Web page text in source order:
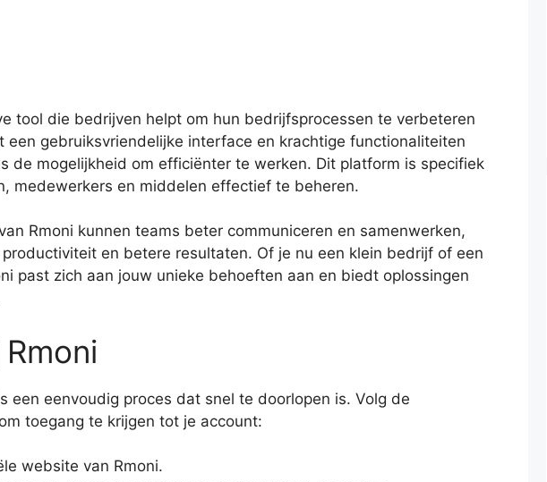
tool die bedrijven helpt om hun bedrijfsprocessen te verbeteren
een gebruiksvriendelijke interface en krachtige functionaliteiten
de mogelijkheid om efficiënter te werken. Dit platform is specifiek
medewerkers en middelen effectief te beheren.
Rmoni kunnen teams beter communiceren en samenwerken,
en betere resultaten. Of je nu een klein bedrijf of een
past zich aan jouw unieke behoeften aan en biedt oplossingen
een eenvoudig proces dat snel te doorlopen is. Volg de
toegang te krijgen tot je account:
website van Rmoni.